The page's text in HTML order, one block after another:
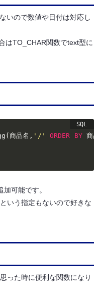
いので数値や日付は対応し
はTO_CHAR関数でtext型に
(商品名 , '/' ORDER BY 商
可能です。
いう指定もないので好きな
った時に便利な関数になり